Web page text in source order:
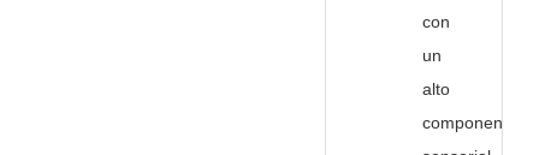
con
un
alto
componente